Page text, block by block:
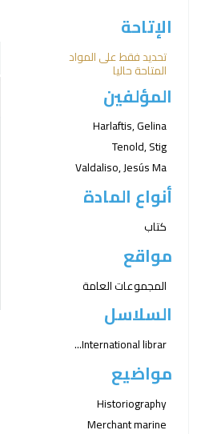
الإتاحة
تحديد فقط على المواد
المتاحة حاليا
المؤلفين
Harlaftis, Gelina
Tenold, Stig
Valdaliso, Jesús Ma
أنواع المادة
كتاب
مواقع
المجموعات العامة
السلاسل
International librar...
مواضيع
Historiography
Merchant marine